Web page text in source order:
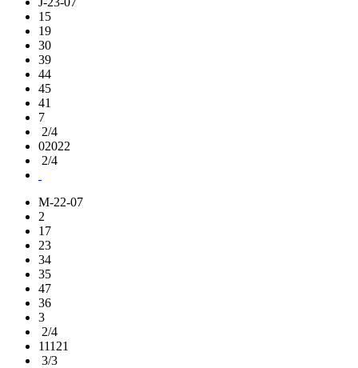
15
19
30
39
44
45
41
7
2/4
02022
2/4
M-22-07
2
17
23
34
35
47
36
3
2/4
11121
3/3